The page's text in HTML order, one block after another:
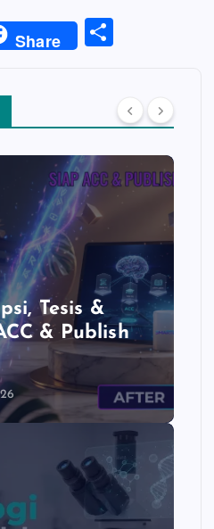
Share
e
Tesis &
& Publish